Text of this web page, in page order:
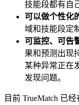
技能段都有自
可以做个性化
域和技能段定
可监控、可告
果和预测出现
某种异常正在
发现问题。
目前 TrueMatch 已